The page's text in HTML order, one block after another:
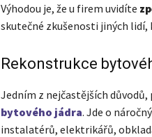
Výhodou je, že u firem uvidíte
skutečné zkušenosti jiných lidí,
Rekonstrukce
Jedním z nejčastějších
bytového jádra. Jde o
instalatérů, elektrikářů,